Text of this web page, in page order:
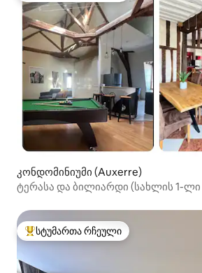
კონდომინიუმი (Auxerre)
ტერასა და ბილიარდი (სახლის 1-
სტუმართა რჩეული მოწინავე ვარიანტი
სტუმართა რჩეული